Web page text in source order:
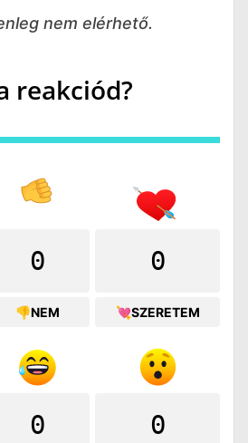
nem elérhető.
reakciód?
0
👎NEM
0
💘SZERETEM
0 0